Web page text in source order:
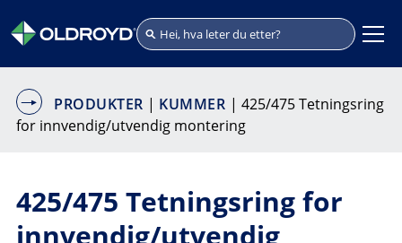
PRODUKTER | KUMMER | 425/475 Tetningsring
for innvendig/utvendig montering
425/475 Tetningsring for
innvendig/utvendig